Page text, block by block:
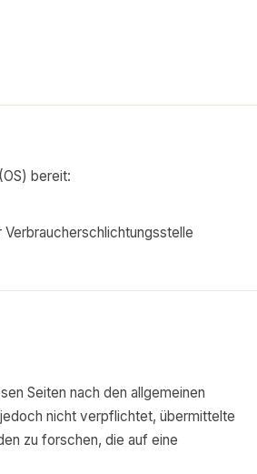
bereit:
Seiten nach den allgemeinen
nicht verpflichtet, übermittelte
zu forschen, die auf eine